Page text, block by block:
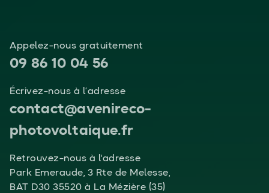
Appelez-nous gratuitement
09 86 10 04 56
Écrivez-nous à l’adresse
contact@avenireco-
photovoltaique.fr
Retrouvez-nous à l'adresse
Park Emeraude, 3 Rte de Melesse,
BAT D30 35520 à La Mézière (35)